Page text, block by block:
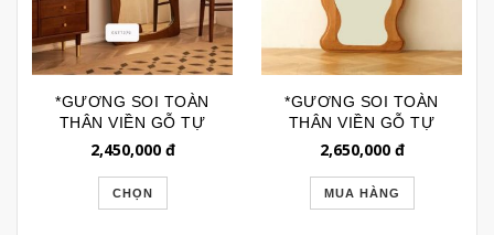
*GƯƠNG SOI TOÀN
THÂN VIỀN GỖ TỰ
NHIÊN CHỮ NHẬT
TÓC GSTT279
2,450,000đ
CHỌN
*GƯƠNG SOI TOÀN
THÂN VIỀN GỖ TỰ
NHIÊN DÁNG SÓNG
2,650,000đ
MUA HÀNG